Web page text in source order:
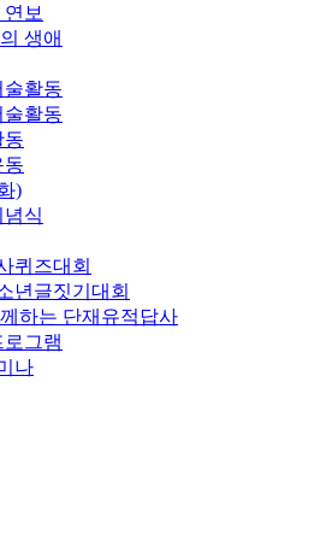
연보
생애
술활동
술활동
동
동
)
식
퀴즈대회
년글짓기대회
하는 단재유적답사
그램
나